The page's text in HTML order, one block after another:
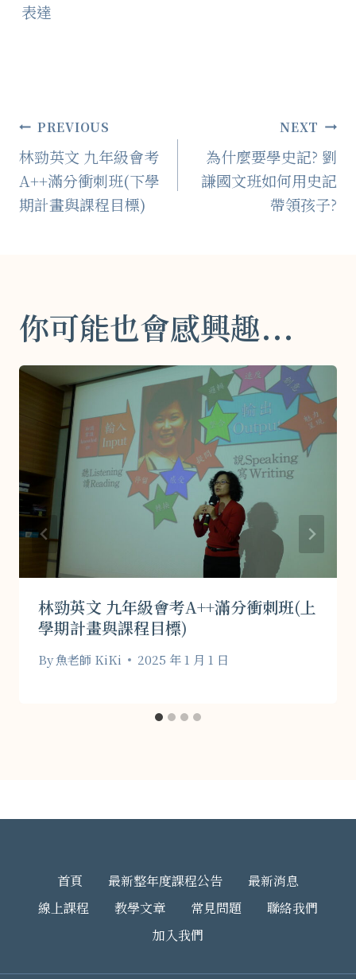
表達
文
章
導
PREVIOUS
林勁英文 九年級會考
A++滿分衝刺班(下學
期計畫與課程目標)
NEXT
為什麼要學史記? 劉
謙國文班如何用史記
帶領孩子?
你可能也會感興趣...
林勁英文 九年級會考A++滿分衝刺班(上
學期計畫與課程目標)
By魚老師 KiKi 2025 年 1 月 1 日
首頁 最新整年度課程公告
最新消息
線上課程
教學文章 常見問題
聯絡我們
加入我們